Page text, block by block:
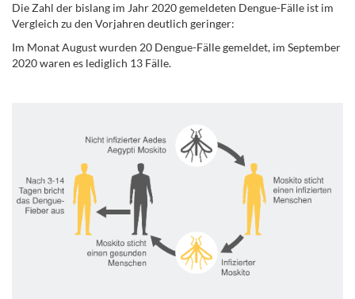
Die Zahl der bislang im Jahr 2020 gemeldeten Dengue-Fälle ist im
Vergleich zu den Vorjahren deutlich geringer:
Im Monat August wurden 20 Dengue-Fälle gemeldet, im September
2020 waren es lediglich 13 Fälle.